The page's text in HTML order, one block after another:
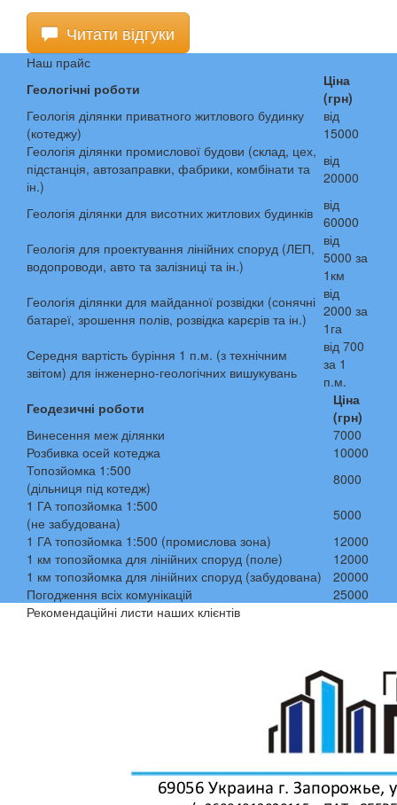
Читати відгуки
Наш прайс
Геологічні роботи
Ціна
(грн)
Геологія ділянки приватного житлового будинку
(котеджу)
від
15000
Геологія ділянки промислової будови (склад, цех,
підстанція, автозаправки, фабрики, комбінати та
ін.)
від
20000
Геологія ділянки для висотних житлових будинків
від
60000
Геологія для проектування лінійних споруд (ЛЕП,
водопроводи, авто та залізниці та ін.)
від
5000 за
1км
Геологія ділянки для майданної розвідки (сонячні
батареї, зрошення полів, розвідка карєрів та ін.)
від
2000 за
1га
Середня вартість буріння 1 п.м. (з технічним
звітом) для інженерно-геологічних вишукувань
від 700
за 1
п.м.
Геодезичні роботи
Ціна
(грн)
Винесення меж ділянки
7000
Розбивка осей котеджа
10000
Топозйомка 1:500
(дільниця під котедж)
8000
1 ГА топозйомка 1:500
(не забудована)
5000
1 ГА топозйомка 1:500 (промислова зона)
12000
1 км топозйомка для лінійних споруд (поле)
12000
1 км топозйомка для лінійних споруд (забудована)
20000
Погодження всіх комунікацій
25000
Рекомендаційні листи наших клієнтів